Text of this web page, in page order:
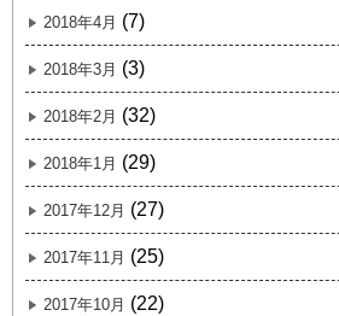
2018年4月 (7)
2018年3月 (3)
2018年2月 (32)
2018年1月 (29)
2017年12月 (27)
2017年11月 (25)
2017年10月 (22)